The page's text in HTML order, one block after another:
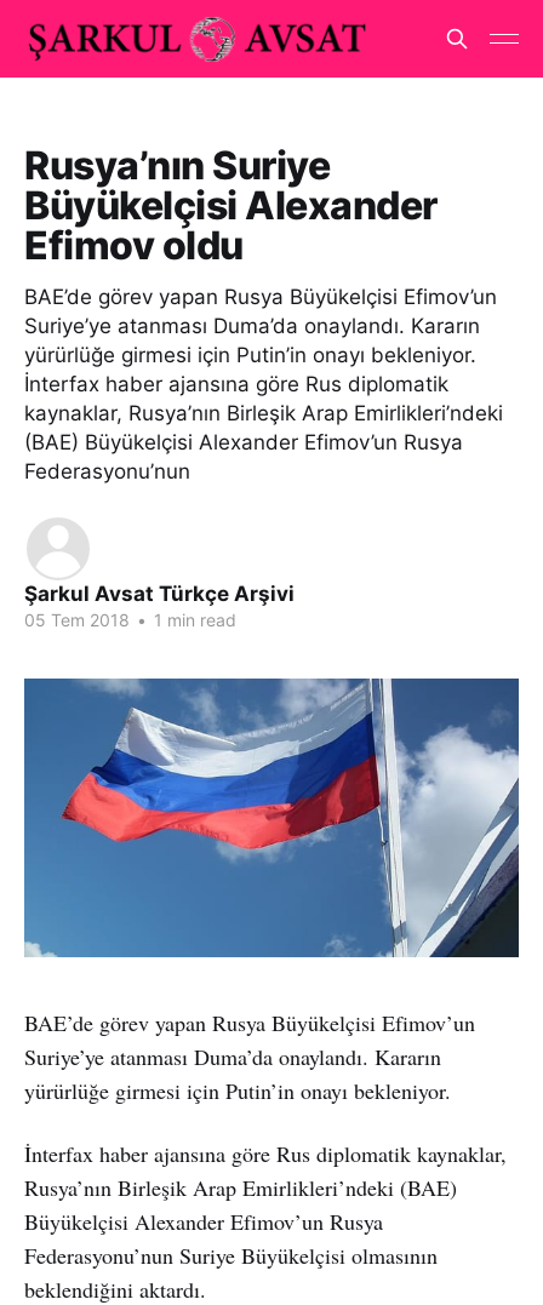
Rusya’nın Suriye
Büyükelçisi Alexander
Efimov oldu
BAE’de görev yapan Rusya Büyükelçisi Efimov’un
Suriye’ye atanması Duma’da onaylandı. Kararın
yürürlüğe girmesi için Putin’in onayı bekleniyor.
İnterfax haber ajansına göre Rus diplomatik
kaynaklar, Rusya’nın Birleşik Arap Emirlikleri’ndeki
(BAE) Büyükelçisi Alexander Efimov’un Rusya
Federasyonu’nun
Şarkul Avsat Türkçe Arşivi
05 Tem 2018 • 1 min read
BAE’de görev yapan Rusya Büyükelçisi Efimov’un
Suriye’ye atanması Duma’da onaylandı. Kararın
yürürlüğe girmesi için Putin’in onayı bekleniyor.
İnterfax haber ajansına göre Rus diplomatik kaynaklar,
Rusya’nın Birleşik Arap Emirlikleri’ndeki (BAE)
Büyükelçisi Alexander Efimov’un Rusya
Federasyonu’nun Suriye Büyükelçisi olmasının
beklendiğini aktardı.